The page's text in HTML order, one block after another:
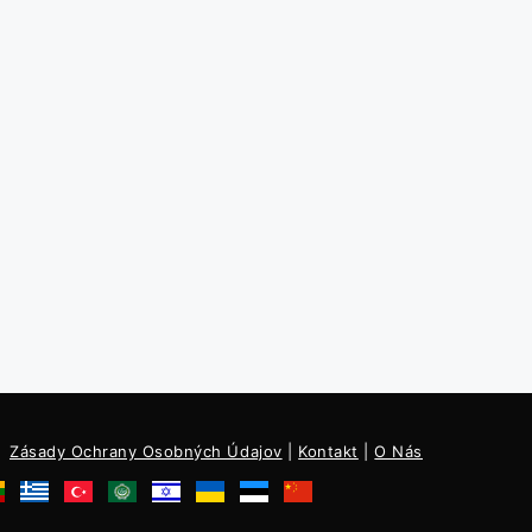
Zásady Ochrany Osobných Údajov Kontakt |O Nás